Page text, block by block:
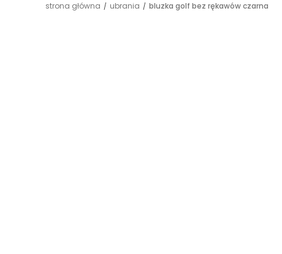
strona główna / ubrania / bluzka golf bez rękawów czarna